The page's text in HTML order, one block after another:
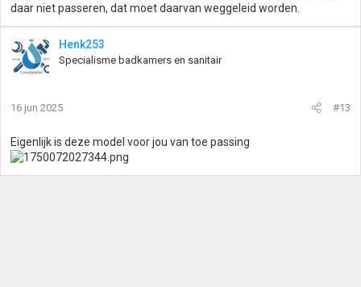
daar niet passeren, dat moet daarvan weggeleid worden.
Henk253
Specialisme badkamers en sanitair
16 jun 2025 #13
Eigenlijk is deze model voor jou van toe passing